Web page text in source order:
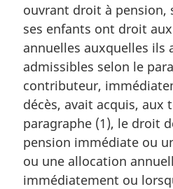
g
i
n
a
e
:
ouvrant droit à pension,
ses enfants ont droit
annuelles auxquelles ils
admissibles selon le
contributeur,
décès, avait acquis, aux
paragraphe (1), le droit
pension immédiate ou
ou une allocation
immédiatement ou